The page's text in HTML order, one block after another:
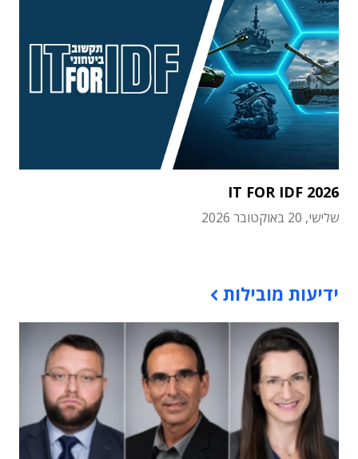
IT FOR IDF 2026
שלישי, 20 באוקטובר 2026
ידיעות מובילות